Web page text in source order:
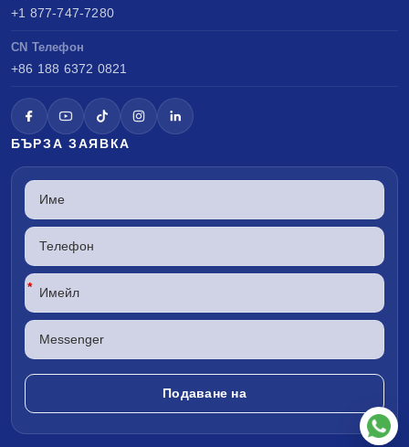
+1 877-747-7280
CN Телефон
+86 188 6372 0821
БЪРЗА ЗАЯВКА
*